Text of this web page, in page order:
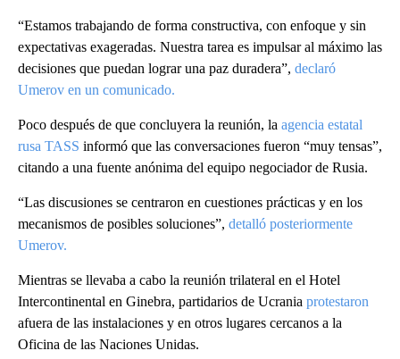
“Estamos trabajando de forma constructiva, con enfoque y sin
expectativas exageradas. Nuestra tarea es impulsar al máximo las
decisiones que puedan lograr una paz duradera”, declaró
Umerov en un comunicado.
Poco después de que concluyera la reunión, la agencia estatal
rusa TASS informó que las conversaciones fueron “muy tensas”,
citando a una fuente anónima del equipo negociador de Rusia.
“Las discusiones se centraron en cuestiones prácticas y en los
mecanismos de posibles soluciones”, detalló posteriormente
Umerov.
Mientras se llevaba a cabo la reunión trilateral en el Hotel
Intercontinental en Ginebra, partidarios de Ucrania protestaron
afuera de las instalaciones y en otros lugares cercanos a la
Oficina de las Naciones Unidas.